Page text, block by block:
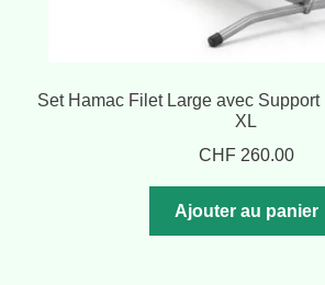
Set Hamac Filet Large avec
XL
CHF260.00
Ajouter au panier